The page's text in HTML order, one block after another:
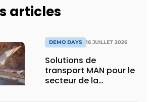
articles
DEMO DAYS 16 JUILLET 2026
Solutions de
transport MAN pour le
secteur de la